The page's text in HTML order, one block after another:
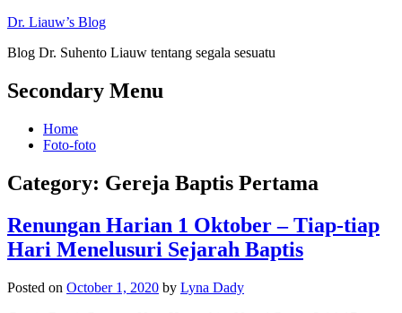
Dr. Liauw’s Blog
Blog Dr. Suhento Liauw tentang segala sesuatu
Secondary Menu
Home
Foto-foto
Category: Gereja Baptis Pertama
Renungan Harian 1 Oktober – Tiap-tiap
Hari Menelusuri Sejarah Baptis
Posted on October 1, 2020 by Lyna Dady